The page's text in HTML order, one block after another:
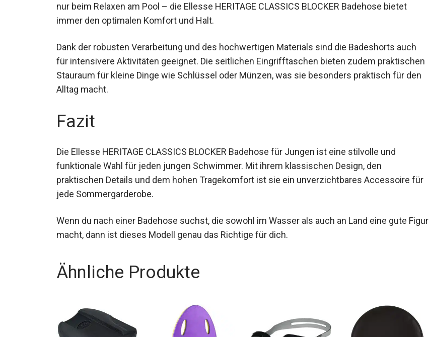
nur beim Relaxen am Pool – die Ellesse HERITAGE CLASSICS BLOCKER Badehose bietet
immer den optimalen Komfort und Halt.
Dank der robusten Verarbeitung und des hochwertigen Materials sind die Badeshorts auch
für intensivere Aktivitäten geeignet. Die seitlichen Eingrifftaschen bieten zudem praktischen
Stauraum für kleine Dinge wie Schlüssel oder Münzen, was sie besonders praktisch für den
Alltag macht.
Fazit
Die Ellesse HERITAGE CLASSICS BLOCKER Badehose für Jungen ist eine stilvolle und
funktionale Wahl für jeden jungen Schwimmer. Mit ihrem klassischen Design, den
praktischen Details und dem hohen Tragekomfort ist sie ein unverzichtbares Accessoire für
jede Sommergarderobe.
Wenn du nach einer Badehose suchst, die sowohl im Wasser als auch an Land eine gute Figur
macht, dann ist dieses Modell genau das Richtige für dich.
Ähnliche Produkte